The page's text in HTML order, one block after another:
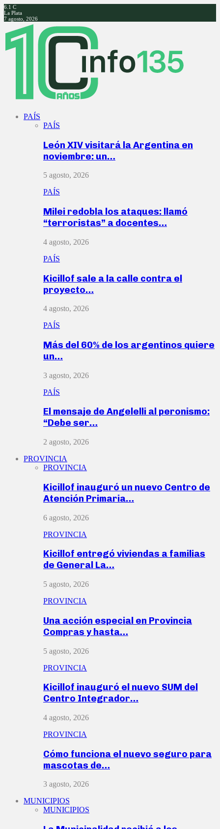
6.1 C
La Plata
7 agosto, 2026
Facebook
Twitter
Instagram
Youtube
PAÍS
PAÍS
León XIV visitará la Argentina en
noviembre: un…
5 agosto, 2026
PAÍS
Milei redobla los ataques: llamó
“terroristas” a docentes…
4 agosto, 2026
PAÍS
Kicillof sale a la calle contra el
proyecto…
4 agosto, 2026
PAÍS
Más del 60% de los argentinos quiere
un…
3 agosto, 2026
PAÍS
El mensaje de Angelelli al peronismo:
“Debe ser…
2 agosto, 2026
PROVINCIA
PROVINCIA
Kicillof inauguró un nuevo Centro de
Atención Primaria…
6 agosto, 2026
PROVINCIA
Kicillof entregó viviendas a familias
de General La…
5 agosto, 2026
PROVINCIA
Una acción especial en Provincia
Compras y hasta…
5 agosto, 2026
PROVINCIA
Kicillof inauguró el nuevo SUM del
Centro Integrador…
4 agosto, 2026
PROVINCIA
Cómo funciona el nuevo seguro para
mascotas de…
3 agosto, 2026
MUNICIPIOS
MUNICIPIOS